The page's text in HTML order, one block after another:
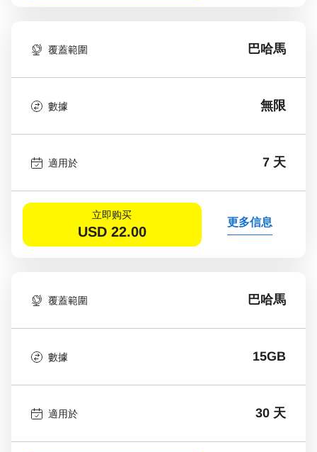
覆蓋範圍 巴哈馬
數據 無限
適用於 7 天
立即购买
USD 22.00
更多信息
覆蓋範圍 巴哈馬
數據 15GB
適用於 30 天